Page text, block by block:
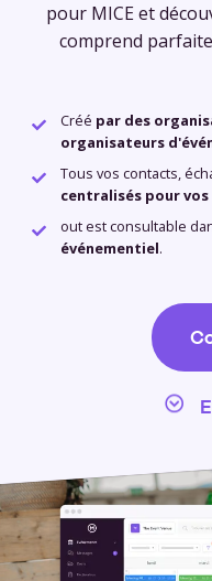
pour MICE et
comprend
Créé par des
organisateurs
Tous vos contacts,
centralisés pour
out est consultable
événementiel.